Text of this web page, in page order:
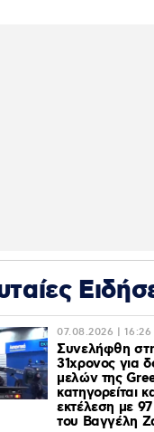
07.08.2026 | 16:26
Συνελήφθη
31χρονος για
μελών της
κατηγορείται
εκτέλεση με
του Βαγγέλη